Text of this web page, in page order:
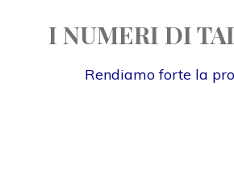
I NUMERI DI
Rendiamo forte la